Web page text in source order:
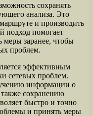
сохранять
анализа. Это
и производить
подход помогает
меры заранее, чтобы
проблем.
эффективным
сетевых проблем.
информации о
сохранению
быстро и точно
и принять меры